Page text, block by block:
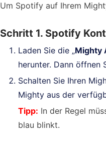
Um Spotify auf Ihrem
Schritt 1. Spotify
Laden Sie die „Mighty
herunter. Dann öffnen
Schalten Sie Ihren
Mighty aus der
Tipp: In der Regel
blau blinkt.